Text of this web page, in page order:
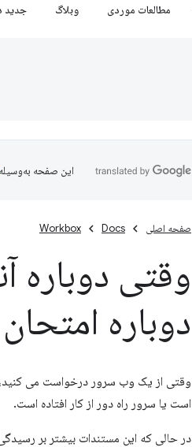
مطالعات موردی وبلاگ جدید
این صفحه به‌وسیله
صفحه اصلی Docs
Workbox
وقتی دوباره
دوباره
وقتی از یک وب سرور درخواست می کنید،
است یا سرور راه دور از کار افتاده است.
در حالی که این مستندات بیشتر بر